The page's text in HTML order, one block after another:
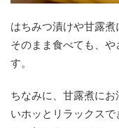
はちみつ漬けや甘露煮
そのまま食べても、
す。
ちなみに、甘露煮に
いホッとリラックス